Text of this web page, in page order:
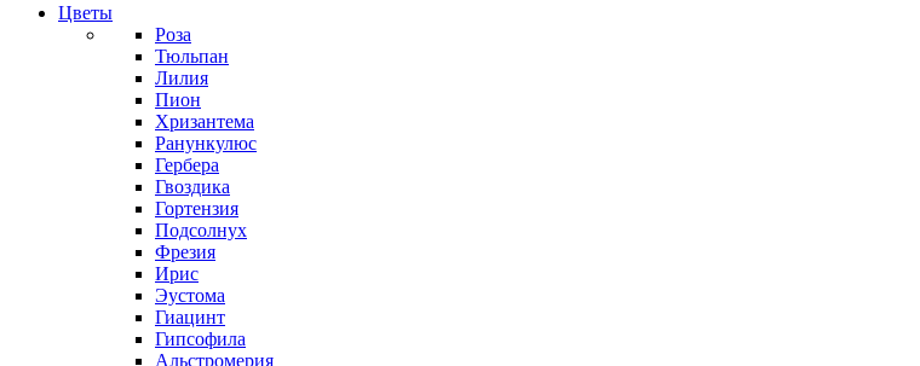
Цветы
Роза
Тюльпан
Лилия
Пион
Хризантема
Ранункулюс
Гербера
Гвоздика
Гортензия
Подсолнух
Фрезия
Ирис
Эустома
Гиацинт
Гипсофила
Альстромерия